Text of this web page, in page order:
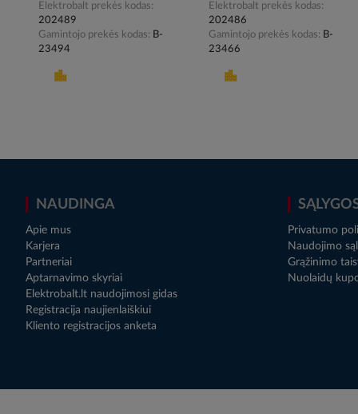
Elektrobalt prekės kodas
202489
Gamintojo prekės kodas
B-
23494
Elektrobalt prekės kodas
202486
Gamintojo prekės kodas
B-
23466
NAUDINGA
Apie mus
Karjera
Partneriai
Aptarnavimo skyriai
Elektrobalt.lt naudojimosi gidas
Registracija naujienlaiškiui
Kliento registracijos anketa
Privatumo
Naudojimo
Grąžinimo
Nuolaidų